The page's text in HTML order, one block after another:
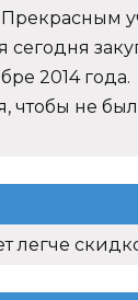
сегодня
2014 года.
чтобы не
легче